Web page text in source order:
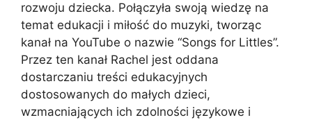
rozwoju dziecka. Połączyła swoją wiedzę na
temat edukacji i miłość do muzyki, tworząc
kanał na YouTube o nazwie “Songs for Littles”.
Przez ten kanał Rachel jest oddana
dostarczaniu treści edukacyjnych
dostosowanych do małych dzieci,
wzmacniających ich zdolności językowe i